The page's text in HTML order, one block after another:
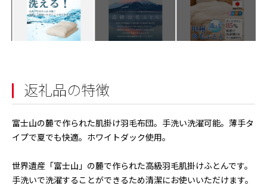
返礼品の特徴
富士山の麓で作られた肌掛け羽毛布団。手洗い洗濯可能。薄手タ
イプで夏でも快適。ホワイトダック使用。
世界遺産「富士山」の麓で作られた高級羽毛肌掛けふとんです。
手洗いで洗濯することができるため清潔にお使いいただけます。